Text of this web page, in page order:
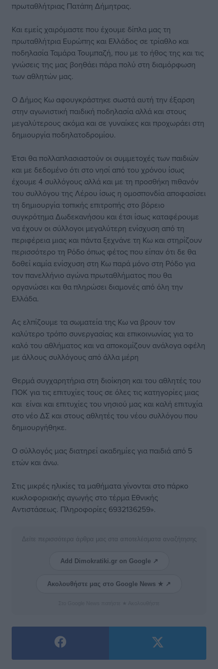
πρωταθλήτριας Πατάπη Δήμητρας.
Και εμείς χαιρόμαστε που έχουμε δίπλα μας τη
πρωταθλήτρια Ευρώπης και Ελλάδος σε τρίαθλο και
ποδηλασία Ταμάρα Τουμπαζή, που με το ήθος της και τις
γνώσεις της μας βοηθάει πάρα πολύ στη διαμόρφωση
των αθλητών μας.
Ο Δήμος Κω αφουγκράστηκε σωστά αυτή την έξαρση
στην αγωνιστική παιδική ποδηλασία αλλά και στους
μεγαλύτερους ακόμα και σε γυναίκες και προχωράει στη
δημιουργία ποδηλατοδρομίου.
Έτσι θα πολλαπλασιαστούν οι συμμετοχές των παιδιών
και με δεδομένο ότι στο νησί από του χρόνου ίσως
έχουμε 4 συλλόγους αλλά και με τη προσθήκη πιθανόν
του συλλόγου της Λέρου ίσως η ομοσπονδία αποφασίσει
τη δημιουργία τοπικής επιτροπής στο βόρειο
συγκρότημα Δωδεκανήσου και έτσι ίσως καταφέρουμε
να έχουν οι σύλλογοι μεγαλύτερη ενίσχυση από τη
περιφέρεια μιας και πάντα ξεχνάνε τη Κω και στηρίζουν
περισσότερο τη Ρόδο όπως φέτος που είπαν ότι δε θα
δοθεί καμία ενίσχυση στη Κω παρά μόνο στη Ρόδο για
τον πανελλήνιο αγώνα πρωταθλήματος που θα
οργανώσει και θα πληρώσει διαμονές από όλη την
Ελλάδα.
Ας ελπίζουμε τα σωματεία της Κω να βρουν τον
καλύτερο τρόπο συνεργασίας και επικοινωνίας για το
καλό του αθλήματος και να αποκομίζουν ανάλογα οφέλη
με άλλους συλλόγους από άλλα μέρη
Θερμά συγχαρητήρια στη διοίκηση και του αθλητές του
ΠΟΚ για τις επιτυχίες τους σε όλες τις κατηγορίες μιας
και είναι και επιτυχίες του νησιού μας και καλή επιτυχία
στο νέο ΔΣ και στους αθλητές του νέου συλλόγου που
δημιουργήθηκε.
Ο σύλλογός μας διατηρεί ακαδημίες για παιδιά από 5
ετών και άνω.
Στις μικρές ηλικίες τα μαθήματα γίνονται στο πάρκο
κυκλοφοριακής αγωγής στο τέρμα Εθνικής
Αντιστάσεως. Πληροφορίες 6932136259».
Δείτε περισσότερα άρθρα μας στα αποτελέσματα αναζήτησης
Add Dimokratiki.gr on Google ↗
Ακολουθήστε μας στο Google News ★ ↗